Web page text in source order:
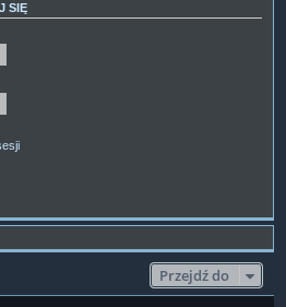
SIĘ
Przejdź do